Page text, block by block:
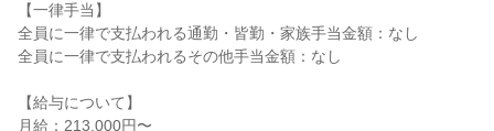
【一律手当】
全員に一律で支払われる通勤・皆勤・家族手当金額：なし
全員に一律で支払われるその他手当金額：なし
【給与について】
月給：213,000円〜